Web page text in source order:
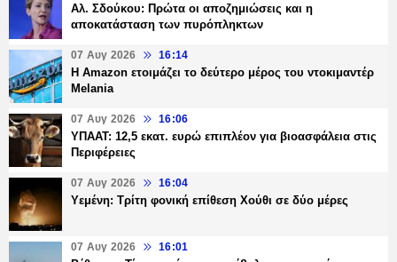
Αλ. Σδούκου: Πρώτα οι αποζημιώσεις και η
αποκατάσταση των πυρόπληκτων
07 Αυγ 2026 16:14
Η Amazon ετοιμάζει το δεύτερο μέρος του ντοκιμαντέρ
Melania
07 Αυγ 2026 16:06
ΥΠΑΑΤ: 12,5 εκατ. ευρώ επιπλέον για βιοασφάλεια στις
Περιφέρειες
07 Αυγ 2026 16:04
Υεμένη: Τρίτη φονική επίθεση Χούθι σε δύο μέρες
07 Αυγ 2026 16:01